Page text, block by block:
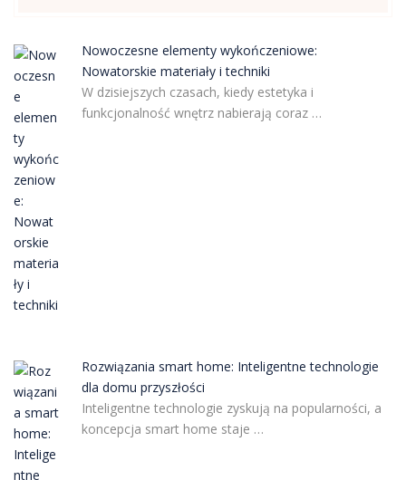
Nowoczesne elementy wykończeniowe:
Nowatorskie materiały i techniki
W dzisiejszych czasach, kiedy estetyka i
funkcjonalność wnętrz nabierają coraz …
Rozwiązania smart home: Inteligentne technologie
dla domu przyszłości
Inteligentne technologie zyskują na popularności, a
koncepcja smart home staje …